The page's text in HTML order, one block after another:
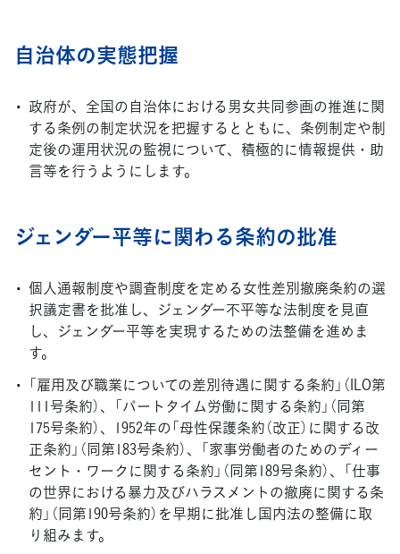
自治体の実態把握
政府が、全国の自治体における男女共同参画の推進に関
する条例の制定状況を把握するとともに、条例制定や制
定後の運用状況の監視について、積極的に情報提供・助
言等を行うようにします。
ジェンダー平等に関わる条約の批准
個人通報制度や調査制度を定める女性差別撤廃条約の選
択議定書を批准し、ジェンダー不平等な法制度を見直
し、ジェンダー平等を実現するための法整備を進めま
す。
「雇用及び職業についての差別待遇に関する条約」（ILO第
111号条約）、「パートタイム労働に関する条約」（同第
175号条約）、1952年の「母性保護条約（改正）に関する改
正条約」（同第183号条約）、「家事労働者のためのディー
セント・ワークに関する条約」（同第189号条約）、「仕事
の世界における暴力及びハラスメントの撤廃に関する条
約」（同第190号条約）を早期に批准し国内法の整備に取
り組みます。